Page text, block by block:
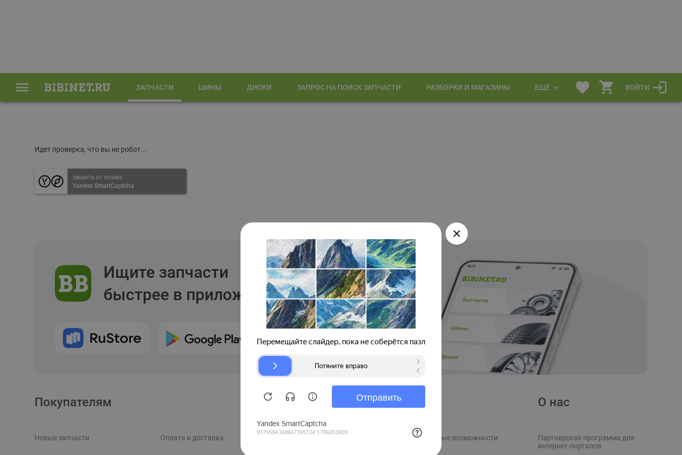
ЗАПЧАСТИ ШИНЫ ДИСКИ ЗАПРОС НА ПОИСК ЗАПЧАСТИ РАЗБОРКИ И МАГАЗИНЫ ЕЩЁ ВОЙТИ
Идет проверка, что вы не робот...
защита от спама
Yandex SmartCaptcha
Ищите запчасти
быстрее в приложении
Покупателям
Новые запчасти Оплата и доставка
Продавцам
Рекламные возможности
О нас
Партнерская программа для
интернет-порталов